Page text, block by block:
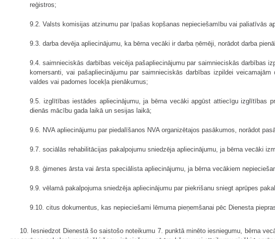
reģistros;
9.2. Valsts komisijas atzinumu par īpašas kopšanas nepieciešamību vai paliatīvās
9.3. darba devēja apliecinājumu, ka bērna vecāki ir darba ņēmēji, norādot darba
9.4. saimnieciskās darbības veicēja pašapliecinājumu par saimnieciskās darbības
komersanti, vai pašapliecinājumu par saimnieciskās darbības izpildei
valdes vai padomes locekļa pienākumus;
9.5. izglītības iestādes apliecinājumu, ja bērna vecāki apgūst attiecīgu izglītības
dienās mācību gada laikā un sesijas laikā;
9.6. NVA apliecinājumu par piedalīšanos NVA organizētajos pasākumos, norādot
9.7. sociālās rehabilitācijas pakalpojumu sniedzēja apliecinājumu, ja bērna vecāki
9.8. ģimenes ārsta vai ārsta speciālista apliecinājumu, ja bērna vecākiem
9.9. vēlamā pakalpojuma sniedzēja apliecinājumu par piekrišanu sniegt aprūpes
9.10. citus dokumentus, kas nepieciešami lēmuma pieņemšanai pēc Dienesta
10. Iesniedzot Dienestā šo saistošo noteikumu 7. punktā minēto iesniegumu, bērna